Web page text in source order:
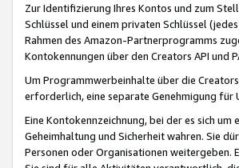
Zur Identifizierung Ihres Kontos und zum
Schlüssel und einem privaten Schlüssel
Rahmen des Amazon-Partnerprogramms
Kontokennungen über den Creators API und
Um Programmwerbeinhalte über die
erforderlich, eine separate Genehmigung
Eine Kontokennzeichnung, bei der es sich
Geheimhaltung und Sicherheit wahren. Sie
Personen oder Organisationen weitergeben.